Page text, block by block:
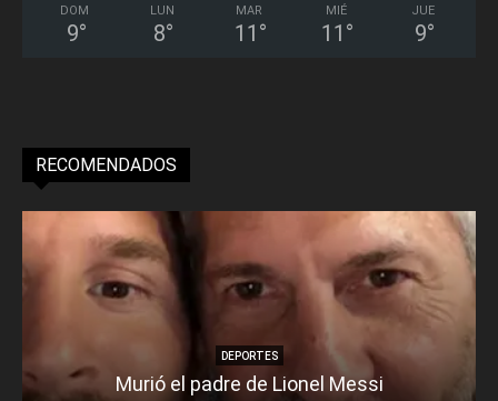
DOM
9°
LUN
8°
MAR
11 °
MIÉ
11 °
JUE
9°
RECOMENDADOS
DEPORTES
Murió el padre de Lionel Messi